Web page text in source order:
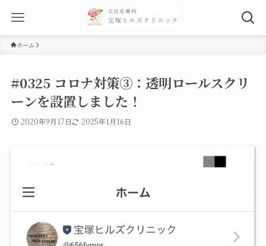
ホーム
#0325 コロナ対策③：透明ロールスクリ
ーンを設置しました！
2020年9月17日 2025年1月16日